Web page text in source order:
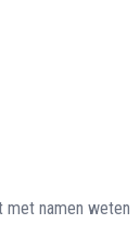
met namen weten